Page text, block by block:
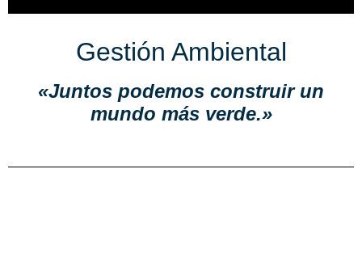
Gestión Ambiental
«Juntos podemos construir un
mundo más verde.»